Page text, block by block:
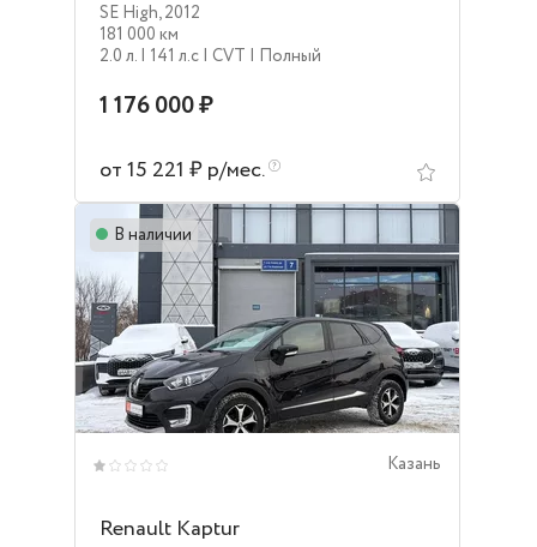
SE High,2012
181 000 км
2.0 л. | 141 л.c | CVT | Полный
1 176 000 ₽
от 15 221 ₽ р/мес.
В наличии
Казань
Renault Kaptur